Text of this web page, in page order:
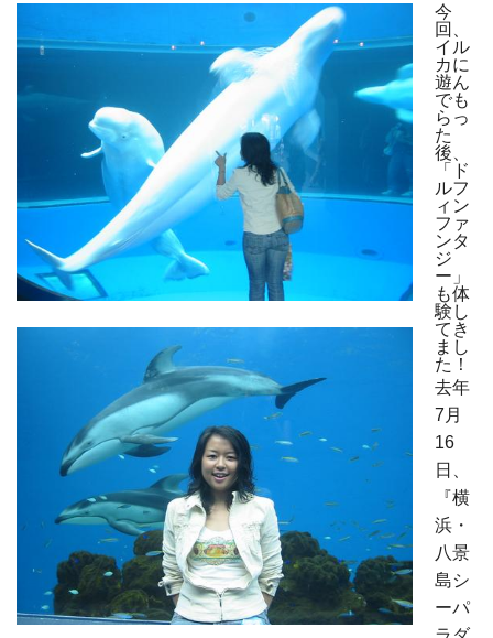
今
回、
イル
カに
遊ん
でも
らっ
た
後、
「ド
ルフ
ィン
ファ
ンタ
ジ
ー」
も体
験し
てき
まし
た！
去年
7月
16
日、
『横
浜・
八景
島シ
ーパ